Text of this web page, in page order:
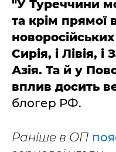
"У Туреччини
та крім прямої
Сирія, і Лівія,
Азія. Та й у
вплив досить
блогер РФ.
Раніше в ОП